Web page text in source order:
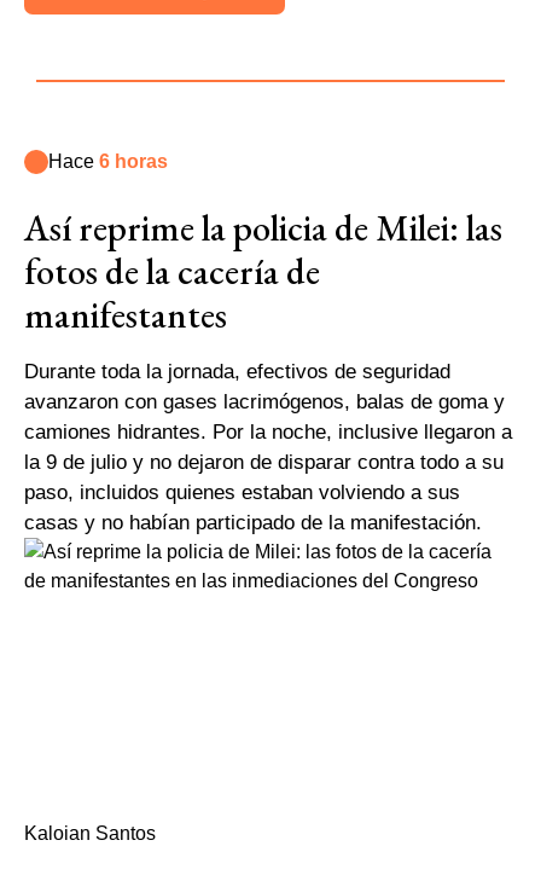
Hace 6 horas
Así reprime la policia de Milei: las
fotos de la cacería de
manifestantes
Durante toda la jornada, efectivos de seguridad
avanzaron con gases lacrimógenos, balas de goma y
camiones hidrantes. Por la noche, inclusive llegaron a
la 9 de julio y no dejaron de disparar contra todo a su
paso, incluidos quienes estaban volviendo a sus
casas y no habían participado de la manifestación.
Kaloian Santos